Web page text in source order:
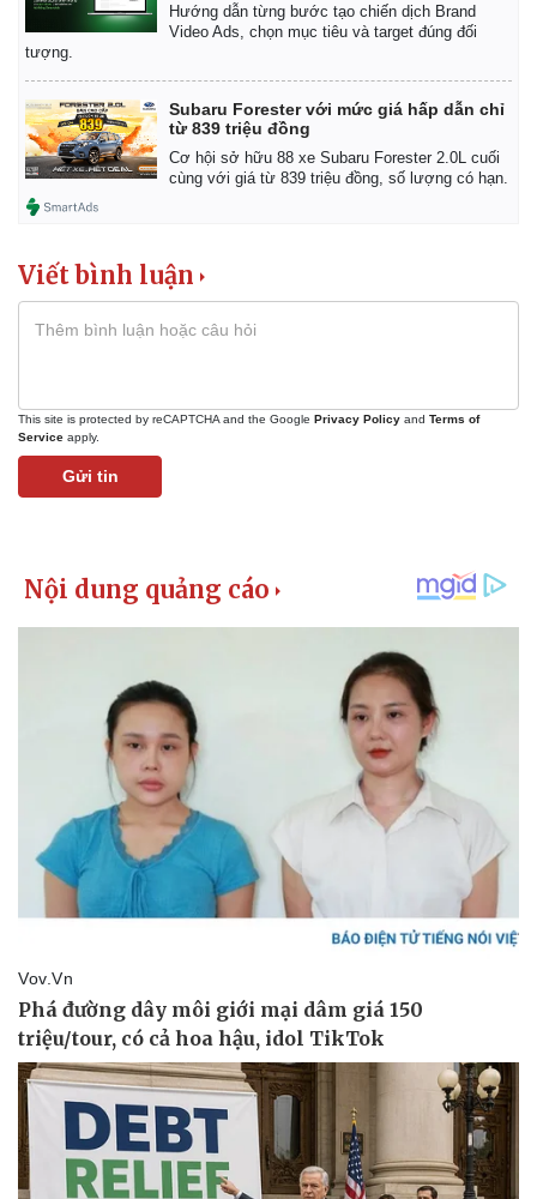
Thể thao
Bóng đá
Hậu trường
Hướng dẫn từng bước tạo chiến dịch Brand
Video Ads, chọn mục tiêu và target đúng đối
tượng.
Subaru Forester với mức giá hấp dẫn chỉ
từ 839 triệu đồng
Cơ hội sở hữu 88 xe Subaru Forester 2.0L cuối
cùng với giá từ 839 triệu đồng, số lượng có hạn.
Viết bình luận
This site is protected by reCAPTCHA and the Google Privacy Policy and Terms of
Service apply.
Gửi tin